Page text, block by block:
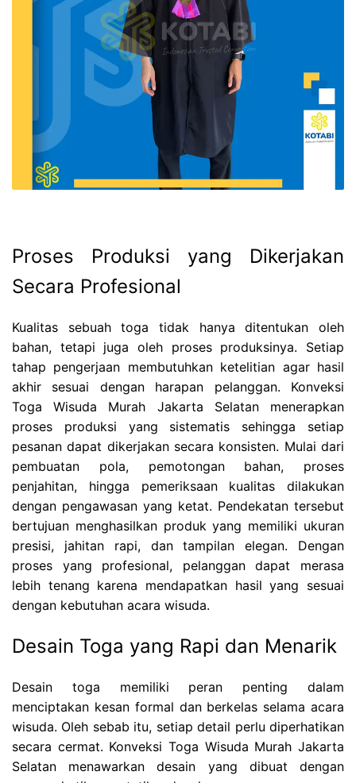
Proses Produksi yang Dikerjakan
Secara Profesional
Kualitas sebuah toga tidak hanya ditentukan oleh
bahan, tetapi juga oleh proses produksinya. Setiap
tahap pengerjaan membutuhkan ketelitian agar hasil
akhir sesuai dengan harapan pelanggan. Konveksi
Toga Wisuda Murah Jakarta Selatan menerapkan
proses produksi yang sistematis sehingga setiap
pesanan dapat dikerjakan secara konsisten. Mulai dari
pembuatan pola, pemotongan bahan, proses
penjahitan, hingga pemeriksaan kualitas dilakukan
dengan pengawasan yang ketat. Pendekatan tersebut
bertujuan menghasilkan produk yang memiliki ukuran
presisi, jahitan rapi, dan tampilan elegan. Dengan
proses yang profesional, pelanggan dapat merasa
lebih tenang karena mendapatkan hasil yang sesuai
dengan kebutuhan acara wisuda.
Desain Toga yang Rapi dan Menarik
Desain toga memiliki peran penting dalam
menciptakan kesan formal dan berkelas selama acara
wisuda. Oleh sebab itu, setiap detail perlu diperhatikan
secara cermat. Konveksi Toga Wisuda Murah Jakarta
Selatan menawarkan desain yang dibuat dengan